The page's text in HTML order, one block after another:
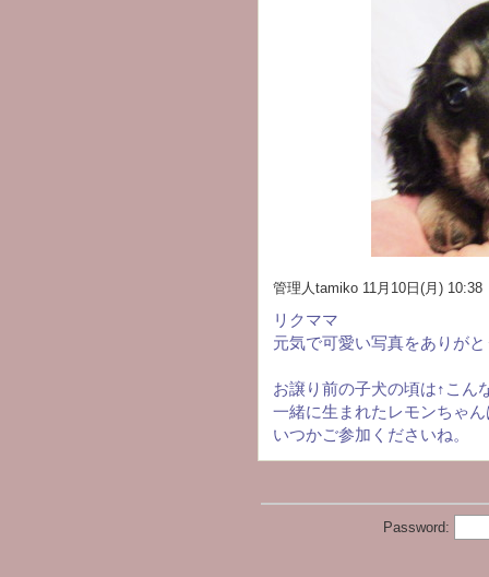
管理人tamiko 11月10日(月) 10:38
リクママ
元気で可愛い写真をありが
お譲り前の子犬の頃は↑こん
一緒に生まれたレモンちゃ
いつかご参加くださいね。
Password: